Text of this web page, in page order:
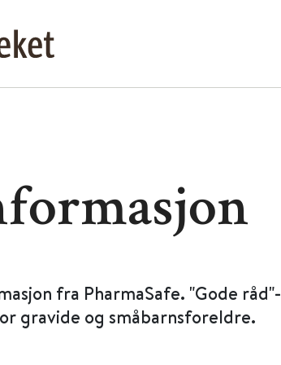
fra PharmaSafe. "Gode råd"-
gravide og småbarnsforeldre.